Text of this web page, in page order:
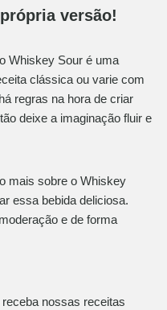
versão!
Whiskey Sour é uma
clássica ou varie com
regras na hora de criar
deixe a imaginação fluir e
mais sobre o Whiskey
essa bebida deliciosa.
e de forma
nossas receitas